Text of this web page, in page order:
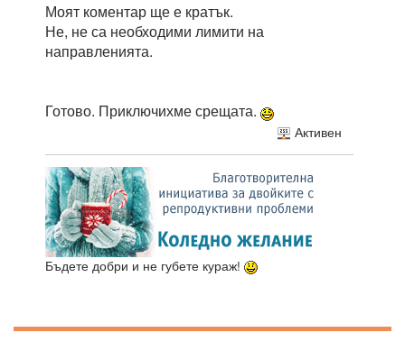
Моят коментар ще е кратък.
Не, не са необходими лимити на
направленията.
Готово. Приключихме срещата.
Активен
Бъдете добри и не губете кураж!